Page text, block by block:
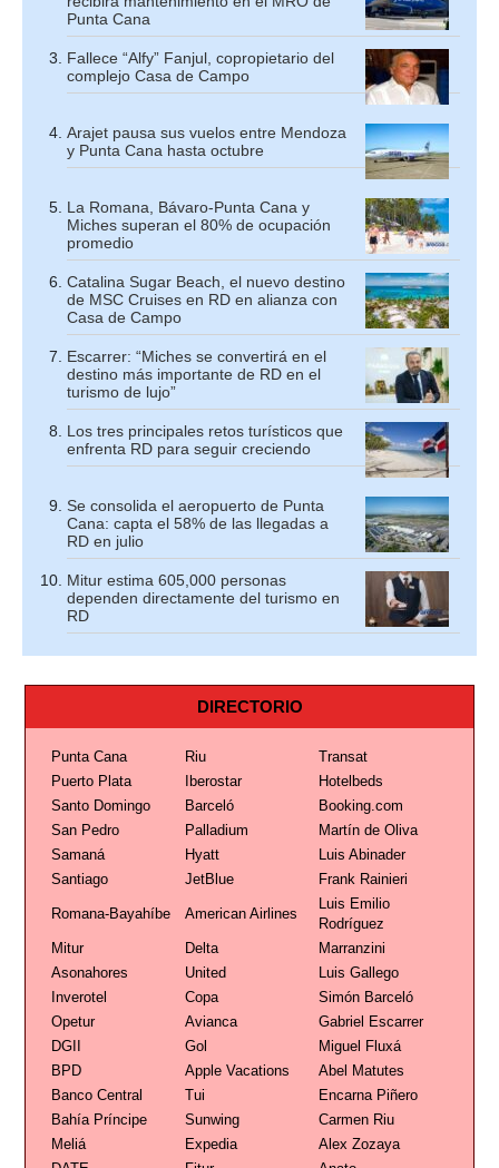
Punta Cana
Fallece “Alfy” Fanjul, copropietario del
complejo Casa de Campo
Arajet pausa sus vuelos entre Mendoza
y Punta Cana hasta octubre
La Romana, Bávaro-Punta Cana y
Miches superan el 80% de ocupación
promedio
Catalina Sugar Beach, el nuevo destino
de MSC Cruises en RD en alianza con
Casa de Campo
Escarrer: “Miches se convertirá en el
destino más importante de RD en el
turismo de lujo”
Los tres principales retos turísticos que
enfrenta RD para seguir creciendo
Se consolida el aeropuerto de Punta
Cana: capta el 58% de las llegadas a
RD en julio
Mitur estima 605,000 personas
dependen directamente del turismo en
RD
DIRECTORIO
Punta Cana Riu
Transat
Puerto Plata
Iberostar
Hotelbeds
Santo Domingo
Barceló
Booking.com
San Pedro
Palladium
Martín de Oliva
Samaná
Hyatt
Luis Abinader
Santiago
JetBlue Frank Rainieri
Romana-Bayahíbe American Airlines
Luis Emilio
Rodríguez
Mitur
Delta
Marranzini
Asonahores
United
Luis Gallego
Inverotel
Copa
Simón Barceló
Opetur
Avianca
Gabriel Escarrer
DGII
Gol
Miguel Fluxá
BPD
Apple Vacations
Abel Matutes
Banco Central
Tui
Encarna Piñero
Bahía Príncipe
Sunwing
Carmen Riu
Meliá
Expedia
Alex Zozaya